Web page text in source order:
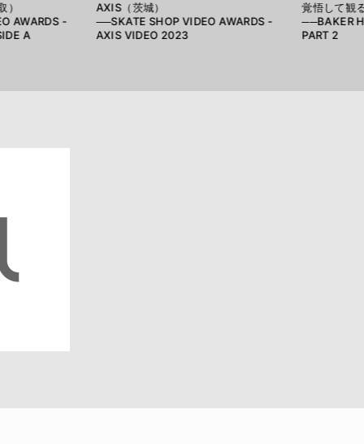
）
AWARDS -
A
AXIS（茨城）
──SKATE SHOP VIDEO AWARDS -
AXIS VIDEO 2023
覚悟して観
──BAKER
PART 2